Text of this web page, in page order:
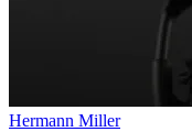
Hermann Miller